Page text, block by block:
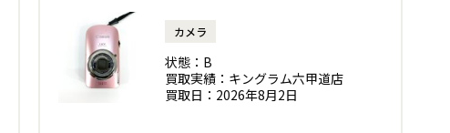
カメラ
状態： B
買取実績： キングラム六甲道店
買取日： 2026年8月2日